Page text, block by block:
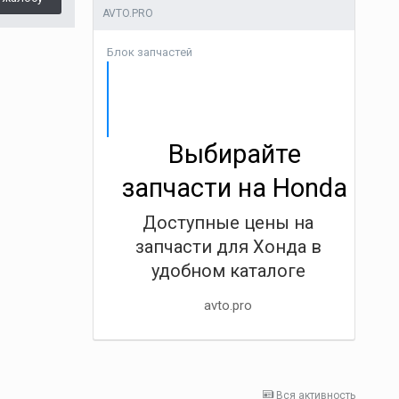
AVTO.PRO
Блок запчастей
Выбирайте
запчасти на Honda
Доступные цены на
запчасти для Хонда в
удобном каталоге
avto.pro
Вся активность